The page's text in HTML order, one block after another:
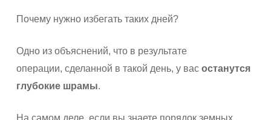
Почему нужно избегать таких дней?
Одно из объяснений, что в результате
операции, сделанной в такой день, у вас останутся
глубокие шрамы.